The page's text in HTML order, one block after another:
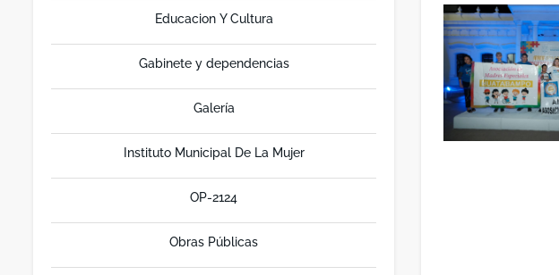
Educacion Y Cultura
Gabinete y dependencias
Galería
Instituto Municipal De La Mujer
OP-2124
Obras Públicas